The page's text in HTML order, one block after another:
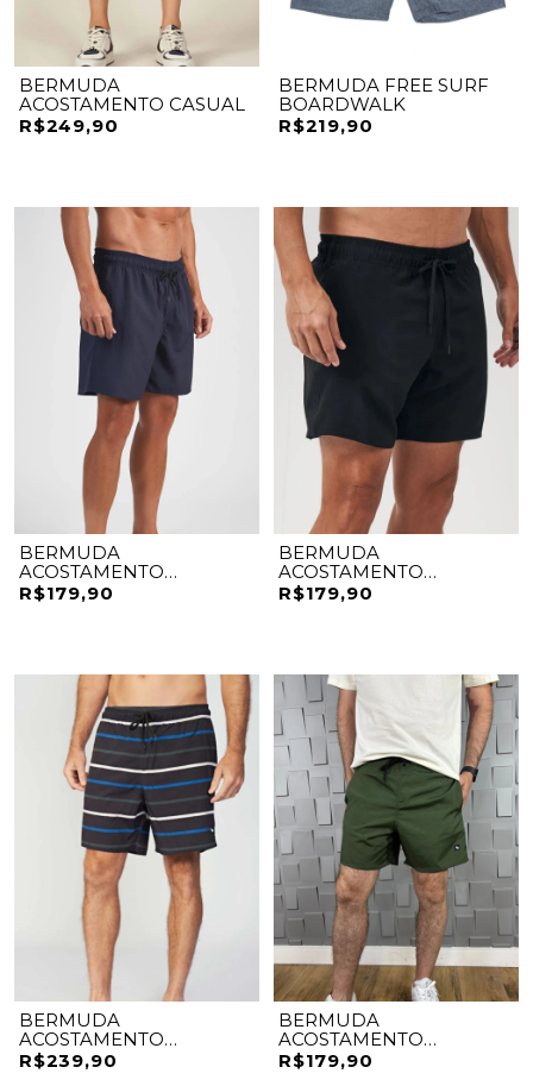
BERMUDA
ACOSTAMENTO CASUAL
R$249,90
BERMUDA FREE SURF
BOARDWALK
R$219,90
BERMUDA
ACOSTAMENTO
ELASTANO
R$179,90
BERMUDA
ACOSTAMENTO
ELASTANO
R$179,90
BERMUDA
ACOSTAMENTO
ELASTANO
R$239,90
BERMUDA
ACOSTAMENTO
ELASTANO
R$179,90